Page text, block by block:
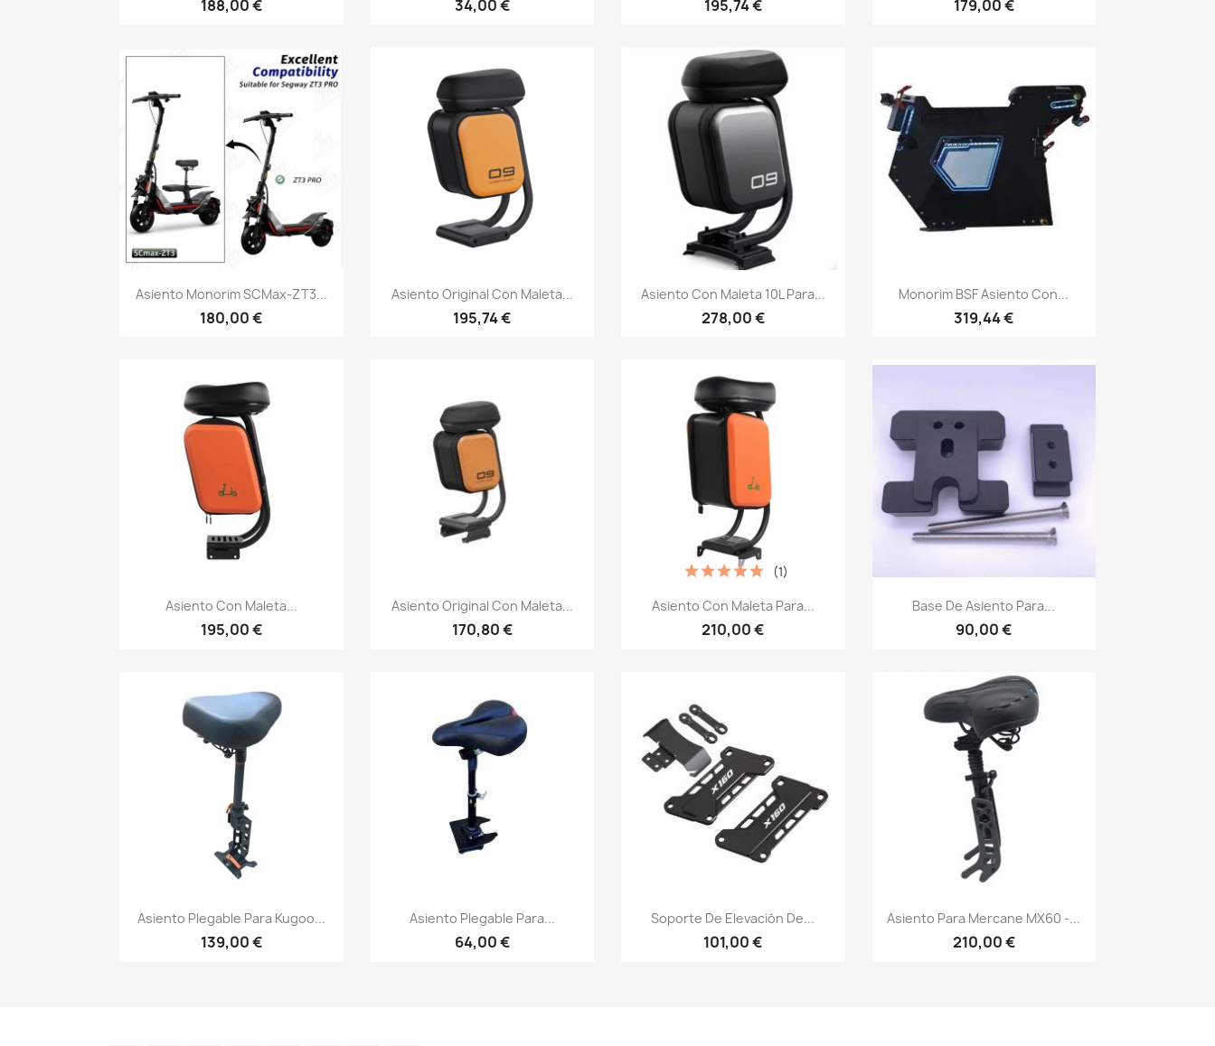
188,00 € 34,00 € 195,74 € 179,00 €
Vista rápida
Asiento Monorim SCMax-ZT3...
180,00 €
Vista rápida
Asiento Original Con Maleta...
195,74 €
Vista rápida
Asiento Con Maleta 10L Para...
278,00 €
Vista rápida
Monorim BSF Asiento Con...
319,44 €
Vista rápida
Asiento Con Maleta...
195,00 €
Vista rápida
Asiento Original Con Maleta...
170,80 €
Vista rápida
Asiento Con Maleta Para...
210,00 €
(1)
Vista rápida
Base De Asiento Para...
90,00 €
Vista rápida
Asiento Plegable Para Kugoo...
139,00 €
Vista rápida
Asiento Plegable Para...
64,00 €
Vista rápida
Soporte De Elevación De...
101,00 €
Vista rápida
Asiento Para Mercane MX60 -...
210,00 €